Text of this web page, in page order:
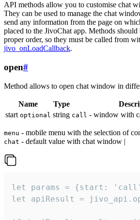
API methods allow you to customise chat
They can be used to manage the chat
send any information from the page on
placed to the JivoChat app. Methods
proper order, so they must be called from
jivo_onLoadCallback.
open#
Method allows to open chat window in
Name Type
start optional string call - window with
menu - mobile menu with the selection of
chat - default value with chat window |
let params = {start:
let apiResult =